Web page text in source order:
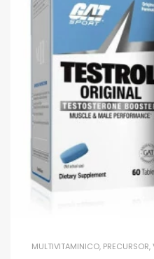
MULTIVITAMINICO, PRECURSOR,